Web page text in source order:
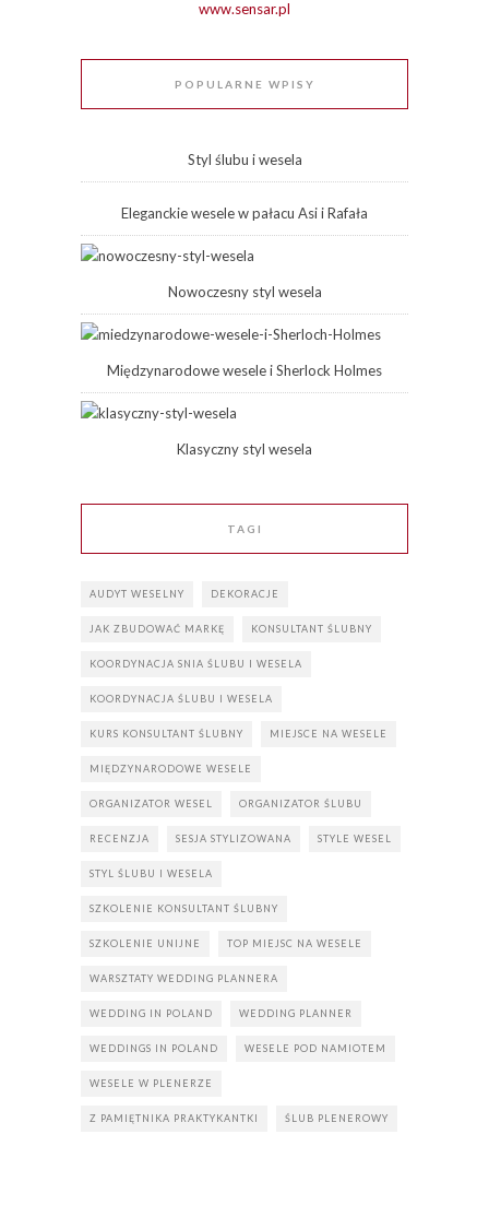
www.sensar.pl
POPULARNE WPISY
Styl ślubu i wesela
Eleganckie wesele w pałacu Asi i Rafała
Nowoczesny styl wesela
Międzynarodowe wesele i Sherlock Holmes
Klasyczny styl wesela
TAGI
AUDYT WESELNY DEKORACJE
JAK ZBUDOWAĆ MARKĘ KONSULTANT ŚLUBNY
KOORDYNACJA SNIA ŚLUBU I WESELA
KOORDYNACJA ŚLUBU I WESELA
KURS KONSULTANT ŚLUBNY MIEJSCE NA WESELE
MIĘDZYNARODOWE WESELE
ORGANIZATOR WESEL ORGANIZATOR ŚLUBU
RECENZJA SESJA STYLIZOWANA STYLE WESEL
STYL ŚLUBU I WESELA
SZKOLENIE KONSULTANT ŚLUBNY
SZKOLENIE UNIJNE TOP MIEJSC NA WESELE
WARSZTATY WEDDING PLANNERA
WEDDING IN POLAND WEDDING PLANNER
WEDDINGS IN POLAND WESELE POD NAMIOTEM
WESELE W PLENERZE
Z PAMIĘTNIKA PRAKTYKANTKI ŚLUB PLENEROWY